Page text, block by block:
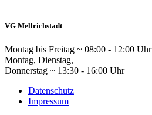
VG Mellrichstadt
Montag bis Freitag ~ 08:00 - 12:00 Uhr
Montag, Dienstag,
Donnerstag ~ 13:30 - 16:00 Uhr
Datenschutz
Impressum